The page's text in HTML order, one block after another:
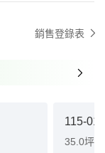
銷售登錄表
115-01
35.0坪